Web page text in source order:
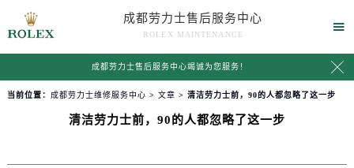
成都劳力士售后服务中心
ROLEX MAINTENANCE

成都劳力士售后服务中心竭诚为您服务！ 
当前位置： 成都劳力士维修服务中心 > 文章 > 清洁劳力士前，90的人都忽略了这一步
清洁劳力士前，90的人都忽略了这一步